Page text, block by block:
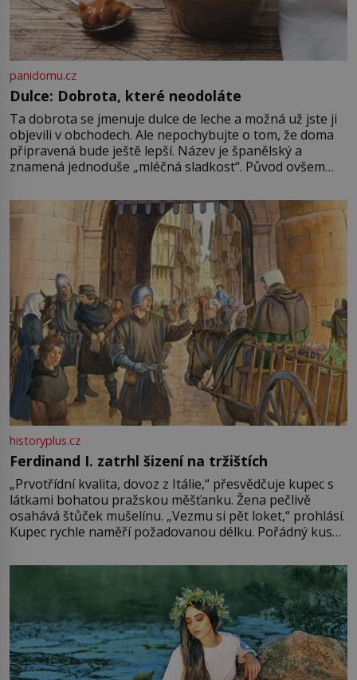
panidomu.cz
Dulce: Dobrota, které neodoláte
Ta dobrota se jmenuje dulce de leche a možná už jste ji
objevili v obchodech. Ale nepochybujte o tom, že doma
připravená bude ještě lepší. Název je španělský a
znamená jednoduše „mléčná sladkost“. Původ ovšem
pře hned několik latinskoamerických zemí a k tomu
Francie, kde se traduje,
historyplus.cz
Ferdinand I. zatrhl šizení na tržištích
„Prvotřídní kvalita, dovoz z Itálie,“ přesvědčuje kupec s
látkami bohatou pražskou měšťanku. Žena pečlivě
osahává štůček mušelínu. „Vezmu si pět loket,“ prohlásí.
Kupec rychle naměří požadovanou délku. Pořádný kus
milostpaní. Stačí jenom na sukni,“ zhodnotí švadlena
množství růžového mušelínu. „Ošidili vás, podívejte.“
Vezme do ruky dřevěnou